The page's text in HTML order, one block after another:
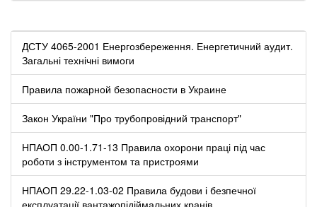
ДСТУ 4065-2001 Енергозбереження. Енергетичний аудит.
Загальні технічні вимоги
Правила пожарной безопасности в Украине
Закон України "Про трубопровідний транспорт"
НПАОП 0.00-1.71-13 Правила охорони праці під час
роботи з інструментом та пристроями
НПАОП 29.22-1.03-02 Правила будови і безпечної
експлуатації вантажопідіймальних кранів